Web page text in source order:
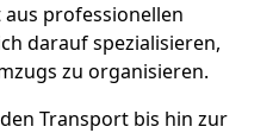
professionellen
darauf spezialisieren,
zu organisieren.
Transport bis hin zur